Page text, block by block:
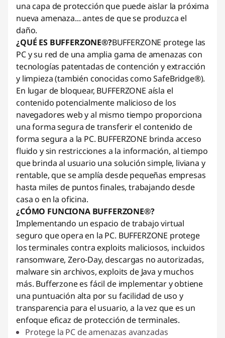
una capa de protección que puede aislar la próxima
nueva amenaza... antes de que se produzca el
daño.
¿QUÉ ES BUFFERZONE®?BUFFERZONE protege las
PC y su red de una amplia gama de amenazas con
tecnologías patentadas de contención y extracción
y limpieza (también conocidas como SafeBridge®).
En lugar de bloquear, BUFFERZONE aísla el
contenido potencialmente malicioso de los
navegadores web y al mismo tiempo proporciona
una forma segura de transferir el contenido de
forma segura a la PC. BUFFERZONE brinda acceso
fluido y sin restricciones a la información, al tiempo
que brinda al usuario una solución simple, liviana y
rentable, que se amplía desde pequeñas empresas
hasta miles de puntos finales, trabajando desde
casa o en la oficina.
¿CÓMO FUNCIONA BUFFERZONE®?
Implementando un espacio de trabajo virtual
seguro que opera en la PC. BUFFERZONE protege
los terminales contra exploits maliciosos, incluidos
ransomware, Zero-Day, descargas no autorizadas,
malware sin archivos, exploits de Java y muchos
más. Bufferzone es fácil de implementar y obtiene
una puntuación alta por su facilidad de uso y
transparencia para el usuario, a la vez que es un
enfoque eficaz de protección de terminales.
Protege la PC de amenazas avanzadas